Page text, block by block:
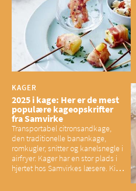
KAGER
2025 i kage: Her er de mest
populære kageopskrifter
fra Samvirke
Transportabel citronsandkage,
den traditionelle banankage,
romkugler, snitter og kanelsnegle i
airfryer. Kager har en stor plads i
hjertet hos Samvirkes læsere. Kig